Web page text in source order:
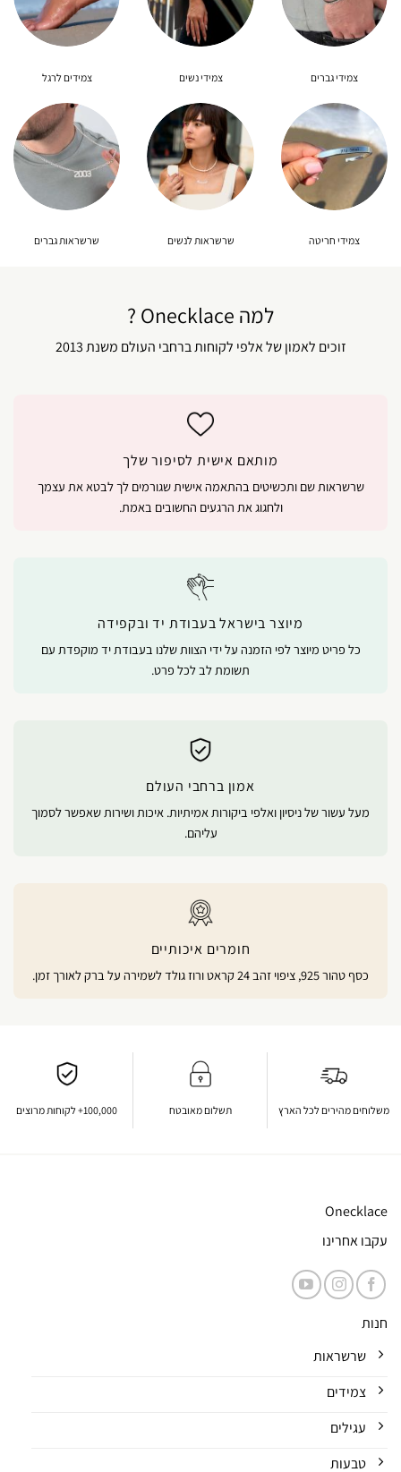
צמידי גברים צמידי נשים צמידים לרגל
צמידי חריטה שרשראות לנשים שרשראות גברים
למה Onecklace ?
זוכים לאמון של אלפי לקוחות ברחבי העולם משנת 2013
מותאם אישית לסיפור שלך
שרשראות שם ותכשיטים בהתאמה אישית שגורמים לך לבטא את עצמך
ולחגוג את הרגעים החשובים באמת.
מיוצר בישראל בעבודת יד ובקפידה
כל פריט מיוצר לפי הזמנה על ידי הצוות שלנו בעבודת יד מוקפדת עם
תשומת לב לכל פרט.
אמון ברחבי העולם
מעל עשור של ניסיון ואלפי ביקורות אמיתיות. איכות ושירות שאפשר לסמוך
עליהם.
חומרים איכותיים
כסף טהור 925, ציפוי זהב 24 קראט ורוז גולד לשמירה על ברק לאורך זמן.
משלוחים מהירים לכל הארץ תשלום מאובטח 100,000+ לקוחות מרוצים
Onecklace
עקבו אחרינו
חנות
שרשראות
צמידים
עגילים
טבעות